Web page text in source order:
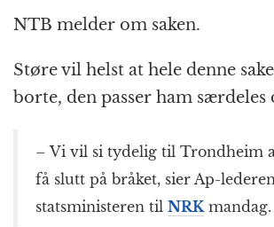
NTB melder om saken.
Støre vil helst at hele denne
borte, den passer ham særdeles
– Vi vil si tydelig til Trondheim
få slutt på bråket, sier Ap-
statsministeren til NRKmandag.